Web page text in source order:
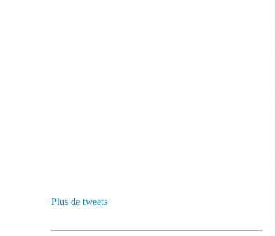
Plus de tweets